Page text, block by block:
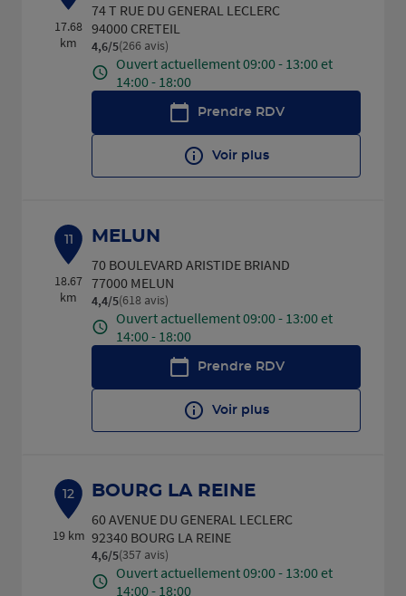
17.68
km
74 T RUE DU GENERAL LECLERC
94000 CRETEIL
4,6/5Note de 4.6 sur 5
(266 avis)
Ouvert actuellement 09:00 - 13:00 et
14:00 - 18:00
Prendre RDV
Voir plus
11
18.67
km
MELUN
70 BOULEVARD ARISTIDE BRIAND
77000 MELUN
4,4/5Note de 4.4 sur 5
(618 avis)
Ouvert actuellement 09:00 - 13:00 et
14:00 - 18:00
Prendre RDV
Voir plus
12
19 km
BOURG LA REINE
60 AVENUE DU GENERAL LECLERC
92340 BOURG LA REINE
4,6/5Note de 4.6 sur 5
(357 avis)
Ouvert actuellement 09:00 - 13:00 et
14:00 - 18:00